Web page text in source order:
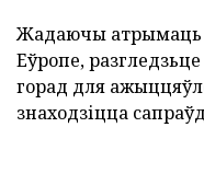
Жадаючы
Еўропе,
горад для
знаходзіцца